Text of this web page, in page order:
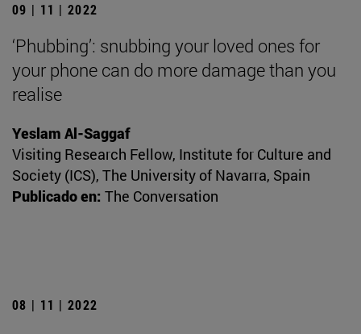
09 | 11 | 2022
‘Phubbing’: snubbing your loved ones for
your phone can do more damage than you
realise
Yeslam Al-Saggaf
Visiting Research Fellow, Institute for Culture and
Society (ICS), The University of Navarra, Spain
Publicado en: The Conversation
08 | 11 | 2022